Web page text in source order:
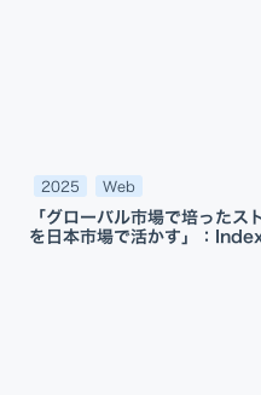
2025 Web
「グローバル市場で培った
を日本市場で活かす」：